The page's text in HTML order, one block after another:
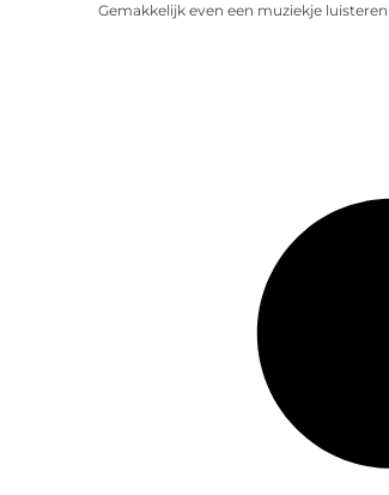
Gemakkelijk even een muziekje luisteren